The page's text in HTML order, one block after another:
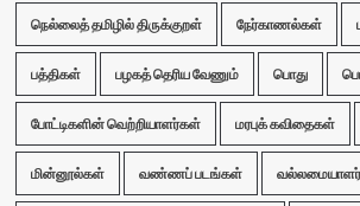
நெல்லைத் தமிழில் திருக்குறள் நேர்காணல்கள்
பத்திகள் பழகத் தெரிய வேணும் பொது
போட்டிகளின் வெற்றியாளர்கள் மரபுக் கவிதைகள்
மின்னூல்கள் வண்ணப் படங்கள் வல்லமையாளர்